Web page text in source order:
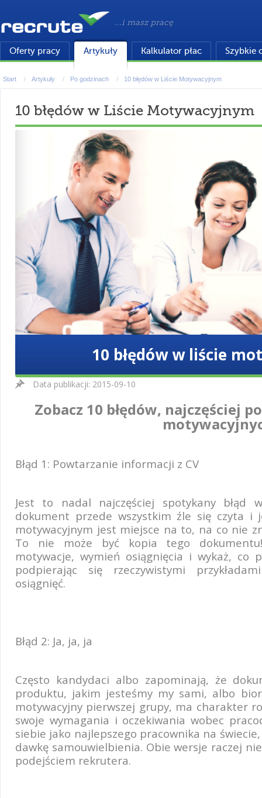
...i masz pracę
Oferty pracy Artykuły Kalkulator płac Szybkie
Start Artykuły Po godzinach 10 błędów w Liście Motywacyjnym
10 błędów w Liście Motywacyjnym
10 błędów w liście
Data publikacji: 2015-09-10
Zobacz 10 błędów, najczęściej
Błąd 1: Powtarzanie informacji z CV
Jest to nadal najczęściej spotykany błąd
dokument przede wszystkim źle się czyta i
motywacyjnym jest miejsce na to, na co nie
To nie może być kopia tego
motywacje, wymień osiągnięcia i wykaż,
podpierając się rzeczywistymi
osiągnięć.
Błąd 2: Ja, ja, ja
Często kandydaci albo zapominają, że
produktu, jakim jesteśmy my sami, albo
motywacyjny pierwszej grupy, ma charakter
swoje wymagania i oczekiwania wobec
siebie jako najlepszego pracownika na
dawkę samouwielbienia. Obie wersje raczej
podejściem rekrutera.